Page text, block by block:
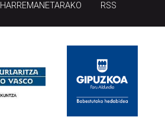
HARREMANETARAKO RSS